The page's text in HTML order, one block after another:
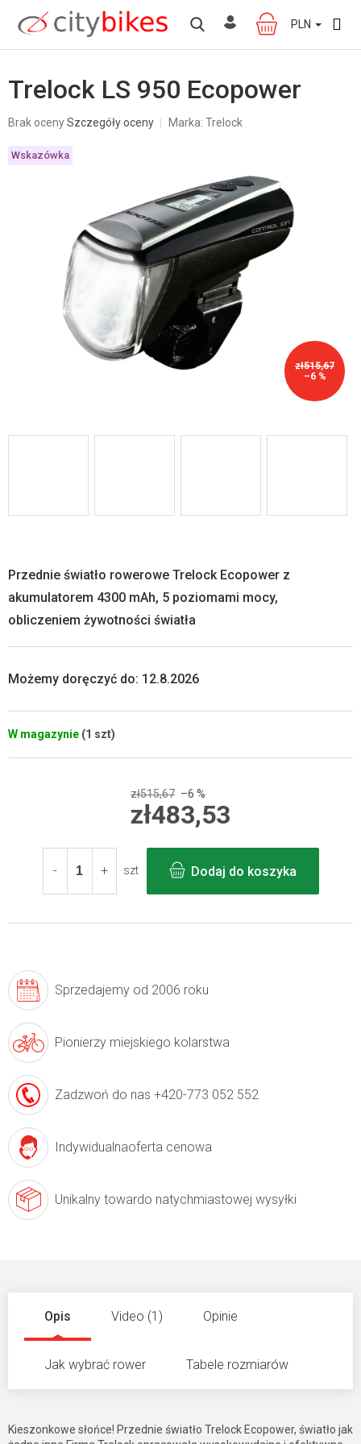
treści
KOSZYK
PLN
Trelock LS 950 Ecopower
Średnia
produktu
wynosi
Brak ocenySzczegóły oceny Marka: Trelock
zł515,67
–6 %
Wskazówka
W magazynie (1 szt)
Możemy doręczyć do: 12.8.2026
Przednie światło rowerowe Trelock Ecopower z
akumulatorem 4300 mAh, 5 poziomami mocy,
obliczeniem żywotności światła
zł515,67 –6 %
zł483,53
jednostkowa:
szt
Dodaj do koszyka
Sprzedajemy od 2006 roku
Pionierzy miejskiego kolarstwa
Zadzwoń do nas +420-773 052 552
Indywidualnaoferta cenowa
Unikalny towardo natychmiastowej wysyłki
Opis Video (1) Opinie
Jak wybrać rower Tabele rozmiarów
Kieszonkowe słońce! Przednie światło Trelock Ecopower, światło jak